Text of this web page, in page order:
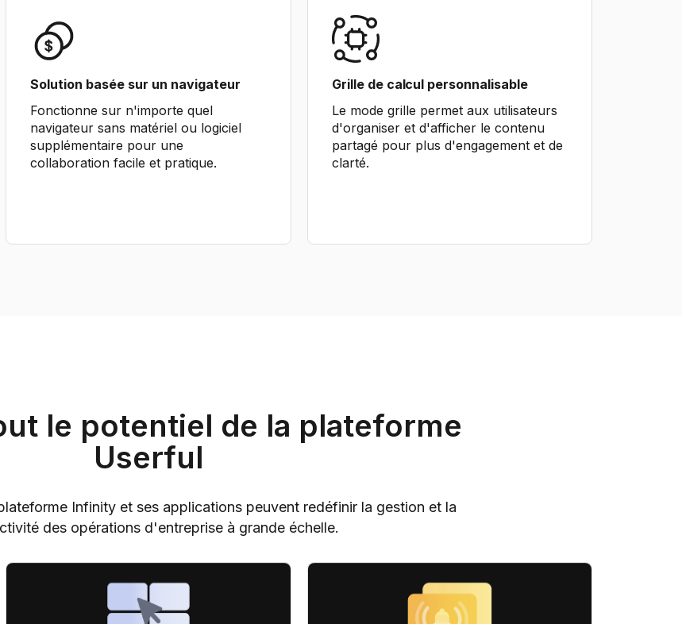
Solution basée sur un navigateur
Fonctionne sur n'importe quel
navigateur sans matériel ou logiciel
supplémentaire pour une
collaboration facile et pratique.
Grille de calcul personnalisable
Le mode grille permet aux utilisateurs
d'organiser et d'afficher le contenu
partagé pour plus d'engagement et de
clarté.
le potentiel de la plateforme
Userful
Infinity et ses applications peuvent redéfinir la gestion et la
des opérations d'entreprise à grande échelle.